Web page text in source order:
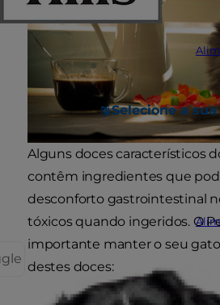
Selecione a
Alguns doces característicos
contêm ingredientes que
desconforto gastrointestinal
tóxicos quando ingeridos. O
importante manter o seu
destes doces: